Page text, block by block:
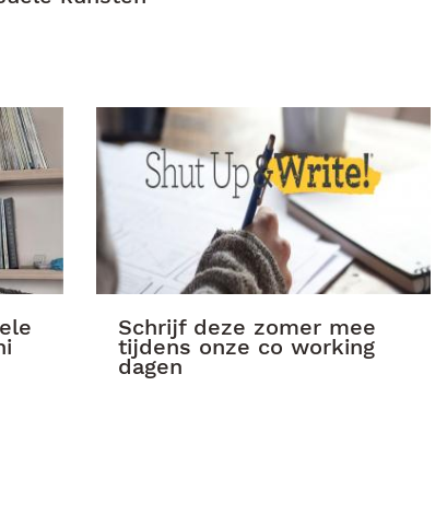
Schrijf deze zomer mee
tijdens onze co working
dagen